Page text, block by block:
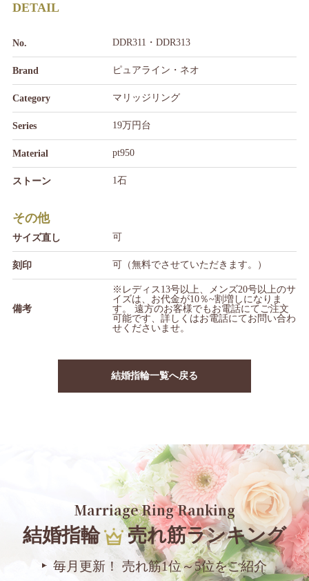
DETAIL
No. DDR311・DDR313
Brand ピュアライン・ネオ
Category マリッジリング
Series 19万円台
Material pt950
ストーン 1石
その他
サイズ直し 可
刻印 可（無料でさせていただきます。）
備考
※レディス13号以上、メンズ20号以上のサ
イズは、お代金が10％~割増しになりま
す。 遠方のお客様でもお電話にてご注文
可能です、詳しくはお電話にてお問い合わ
せくださいませ。
結婚指輪一覧へ戻る
Marriage Ring Ranking
結婚指輪 売れ筋ランキング
毎月更新！ 売れ筋1位～5位をご紹介